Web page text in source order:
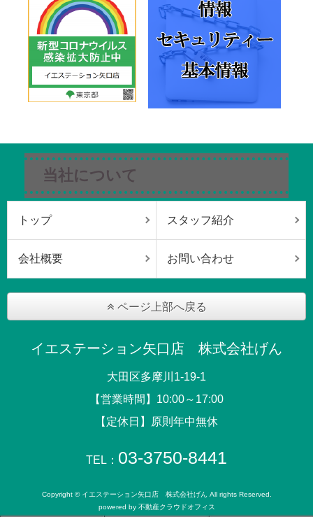
当社について
トップ スタッフ紹介
会社概要 お問い合わせ
ページ上部へ戻る
イエステーション矢口店 株式会社げん
大田区多摩川1-19-1
【営業時間】10:00～17:00
【定休日】原則年中無休
TEL： 03-3750-8441
Copyright © イエステーション矢口店 株式会社げん All rights Reserved.
powered by 不動産クラウドオフィス